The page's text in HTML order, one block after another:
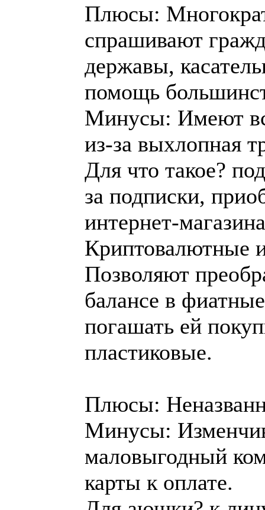
Плюсы:
спрашивают
державы,
помощь
Минусы: Имеют
из-за выхлопная
Для что такое?
за подписки,
интернет-
Криптовалютные
Позволяют
балансе в
погашать ей
пластиковые.
Плюсы:
Минусы:
маловыгодный
карты к оплате.